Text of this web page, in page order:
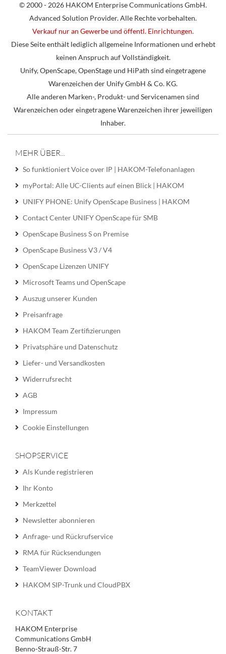
© 2000 - 2026 HAKOM Enterprise Communications GmbH.
Advanced Solution Provider. Alle Rechte vorbehalten.
Verkauf nur an Gewerbe und öffentl. Einrichtungen.
Diese Seite enthält lediglich allgemeine Informationen und erhebt
keinen Anspruch auf Vollständigkeit.
Unify, OpenScape, OpenStage und HiPath sind eingetragene
Warenzeichen der Unify GmbH & Co. KG.
Alle anderen Marken-, Produkt- und Servicenamen sind
Warenzeichen oder eingetragene Warenzeichen ihrer jeweiligen
Inhaber.
MEHR ÜBER...
So funktioniert Voice over IP | HAKOM-Telefonanlagen
myPortal: Alle UC-Clients auf einen Blick | HAKOM
UNIFY PHONE: Unify OpenScape Business | HAKOM
Contact Center UNIFY OpenScape für SMB
OpenScape Business S on Premise
OpenScape Business V3 / V4
OpenScape Lizenzen UNIFY
Microsoft Teams und OpenScape
Auszug unserer Kunden
Preisanfrage
HAKOM Team Zertifizierungen
Privatsphäre und Datenschutz
Liefer- und Versandkosten
Widerrufsrecht
AGB
Impressum
Cookie Einstellungen
SHOPSERVICE
Als Kunde registrieren
Ihr Konto
Merkzettel
Newsletter abonnieren
Anfrage- und Rückrufservice
RMA für Rücksendungen
TeamViewer Download
HAKOM SIP-Trunk und CloudPBX
KONTAKT
HAKOM Enterprise
Communications GmbH
Benno-Strauß-Str. 7